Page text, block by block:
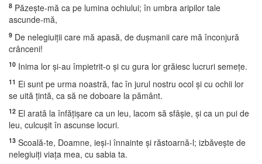
8 Păzeşte-mă ca pe lumina ochiului; în umbra aripilor tale
ascunde-mă,
9 De nelegiuiţii care mă apasă, de duşmanii care mă înconjură
crânceni!
10 Inima lor şi-au împietrit-o şi cu gura lor grăiesc lucruri semeţe.
11 Ei sunt pe urma noastră, fac în jurul nostru ocol şi cu ochii lor
se uită ţintă, ca să ne doboare la pământ.
12 El arată la înfăţişare ca un leu, lacom să sfâşie, şi ca un pui de
leu, culcuşit în ascunse locuri.
13 Scoală-te, Doamne, ieşi-i înnainte şi răstoarnă-l; izbăveşte de
nelegiuiţi viaţa mea, cu sabia ta.